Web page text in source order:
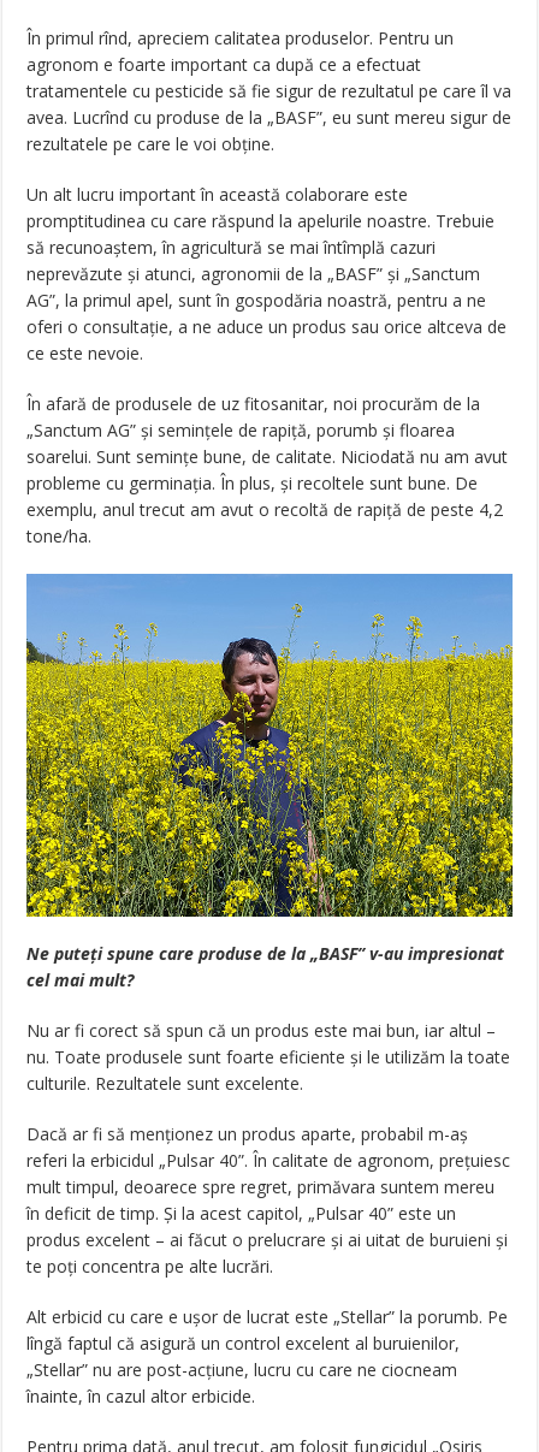
În primul rînd, apreciem calitatea produselor. Pentru un
agronom e foarte important ca după ce a efectuat
tratamentele cu pesticide să fie sigur de rezultatul pe care îl va
avea. Lucrînd cu produse de la „BASF”, eu sunt mereu sigur de
rezultatele pe care le voi obține.
Un alt lucru important în această colaborare este
promptitudinea cu care răspund la apelurile noastre. Trebuie
să recunoaștem, în agricultură se mai întîmplă cazuri
neprevăzute și atunci, agronomii de la „BASF” și „Sanctum
AG”, la primul apel, sunt în gospodăria noastră, pentru a ne
oferi o consultație, a ne aduce un produs sau orice altceva de
ce este nevoie.
În afară de produsele de uz fitosanitar, noi procurăm de la
„Sanctum AG” și semințele de rapiță, porumb și floarea
soarelui. Sunt semințe bune, de calitate. Niciodată nu am avut
probleme cu germinația. În plus, și recoltele sunt bune. De
exemplu, anul trecut am avut o recoltă de rapiță de peste 4,2
tone/ha.
Ne puteți spune care produse de la „BASF” v-au impresionat
cel mai mult?
Nu ar fi corect să spun că un produs este mai bun, iar altul –
nu. Toate produsele sunt foarte eficiente și le utilizăm la toate
culturile. Rezultatele sunt excelente.
Dacă ar fi să menționez un produs aparte, probabil m-aș
referi la erbicidul „Pulsar 40”. În calitate de agronom, prețuiesc
mult timpul, deoarece spre regret, primăvara suntem mereu
în deficit de timp. Și la acest capitol, „Pulsar 40” este un
produs excelent – ai făcut o prelucrare și ai uitat de buruieni și
te poți concentra pe alte lucrări.
Alt erbicid cu care e ușor de lucrat este „Stellar” la porumb. Pe
lîngă faptul că asigură un control excelent al buruienilor,
„Stellar” nu are post-acțiune, lucru cu care ne ciocneam
înainte, în cazul altor erbicide.
Pentru prima dată, anul trecut, am folosit fungicidul „Osiris